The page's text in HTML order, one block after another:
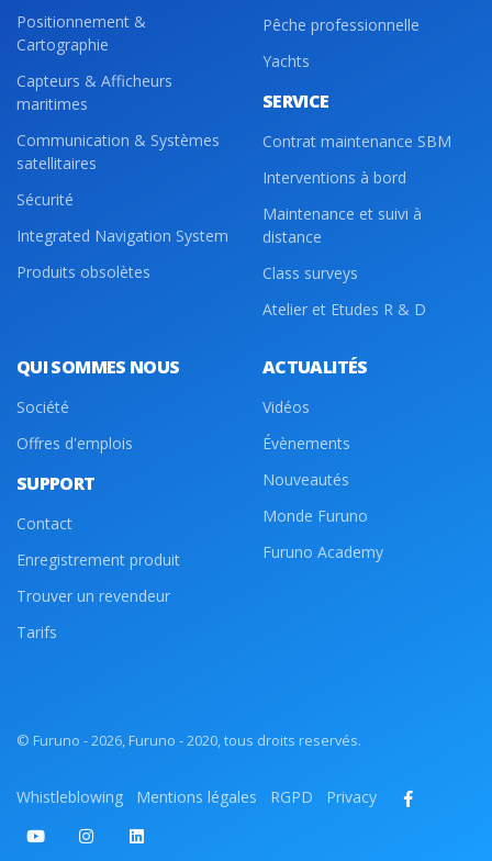
Positionnement &
Cartographie
Capteurs & Afficheurs
maritimes
Communication & Systèmes
satellitaires
Sécurité
Integrated Navigation System
Produits obsolètes
Pêche professionnelle
Yachts
SERVICE
Contrat maintenance SBM
Interventions à bord
Maintenance et suivi à
distance
Class surveys
Atelier et Etudes R & D
QUI SOMMES NOUS
Société
Offres d'emplois
SUPPORT
Contact
Enregistrement produit
Trouver un revendeur
Tarifs
ACTUALITÉS
Vidéos
Évènements
Nouveautés
Monde Furuno
Furuno Academy
© Furuno - 2026, Furuno - 2020, tous droits reservés.
Whistleblowing Mentions légales RGPD Privacy